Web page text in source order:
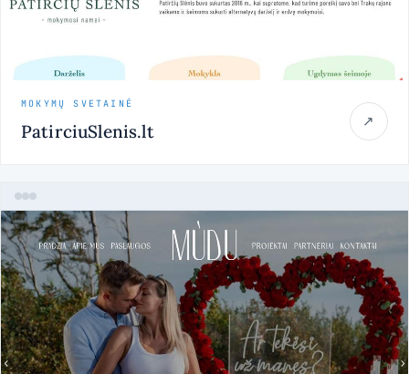
MOKYMŲ SVETAINĖ
PatirciuSlenis.lt ↗